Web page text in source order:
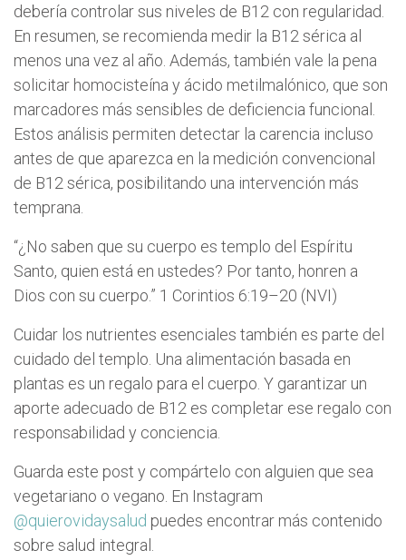
debería controlar sus niveles de B12 con regularidad.
En resumen, se recomienda medir la B12 sérica al
menos una vez al año. Además, también vale la pena
solicitar homocisteína y ácido metilmalónico, que son
marcadores más sensibles de deficiencia funcional.
Estos análisis permiten detectar la carencia incluso
antes de que aparezca en la medición convencional
de B12 sérica, posibilitando una intervención más
temprana.
“¿No saben que su cuerpo es templo del Espíritu
Santo, quien está en ustedes? Por tanto, honren a
Dios con su cuerpo.” 1 Corintios 6:19–20 (NVI)
Cuidar los nutrientes esenciales también es parte del
cuidado del templo. Una alimentación basada en
plantas es un regalo para el cuerpo. Y garantizar un
aporte adecuado de B12 es completar ese regalo con
responsabilidad y conciencia.
Guarda este post y compártelo con alguien que sea
vegetariano o vegano. En Instagram
@quierovidaysalud puedes encontrar más contenido
sobre salud integral.